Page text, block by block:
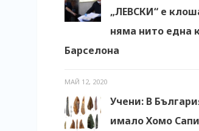
„ЛЕВСКИ“ е
няма нито една
Барселона
МАЙ 12, 2020
Учени: В
имало Хомо